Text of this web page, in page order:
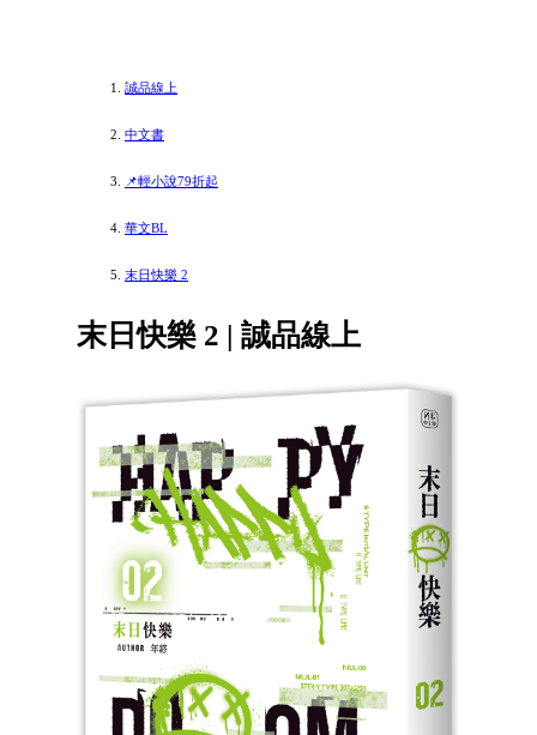
誠品線上
中文書
📌輕小說79折起
華文BL
末日快樂 2
末日快樂 2 | 誠品線上